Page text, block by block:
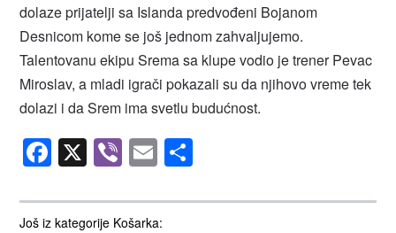
Još iz kategorije Košarka:
dolaze prijatelji sa Islanda predvođeni Bojanom
Desnicom kome se još jednom zahvaljujemo.
Talentovanu ekipu Srema sa klupe vodio je trener Pevac
Miroslav, a mladi igrači pokazali su da njihovo vreme tek
dolazi i da Srem ima svetlu budućnost.
Facebook
X ViberEmail